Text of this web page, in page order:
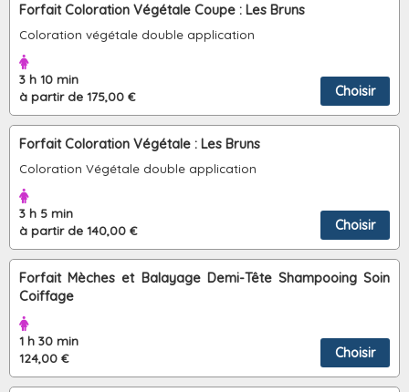
Forfait Coloration Végétale Coupe : Les Bruns
Coloration végétale double application
3 h 10 min
à partir de 175,00 €
Choisir
Forfait Coloration Végétale : Les Bruns
Coloration Végétale double application
3 h 5 min
à partir de 140,00 €
Choisir
Forfait Mèches et Balayage Demi-Tête Shampooing Soin
Coiffage
1 h 30 min
124,00 €
Choisir